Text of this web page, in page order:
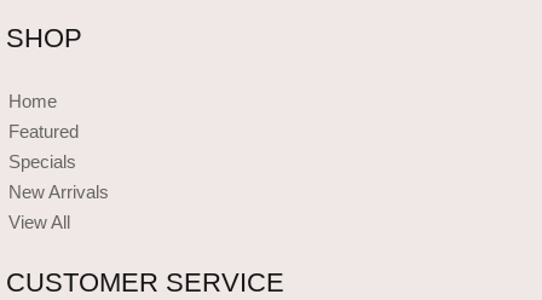
SHOP
Home
Featured
Specials
New Arrivals
View All
CUSTOMER SERVICE